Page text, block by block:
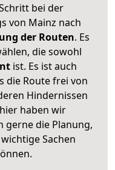
bei der
von Mainz nach
der Routen. Es
die sowohl
ist. Es ist auch
die Route frei von
Hindernissen
haben wir
gerne die Planung,
Sachen